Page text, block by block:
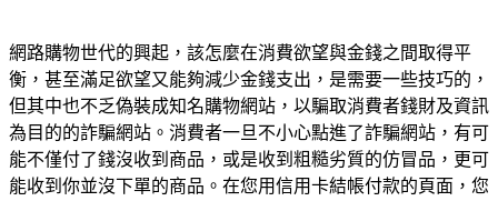
網路購物世代的興起，該怎麼在消費欲望與金錢之間取得平
衡，甚至滿足欲望又能夠減少金錢支出，是需要一些技巧的，
但其中也不乏偽裝成知名購物網站，以騙取消費者錢財及資訊
為目的的詐騙網站。消費者一旦不小心點進了詐騙網站，有可
能不僅付了錢沒收到商品，或是收到粗糙劣質的仿冒品，更可
能收到你並沒下單的商品。在您用信用卡結帳付款的頁面，您